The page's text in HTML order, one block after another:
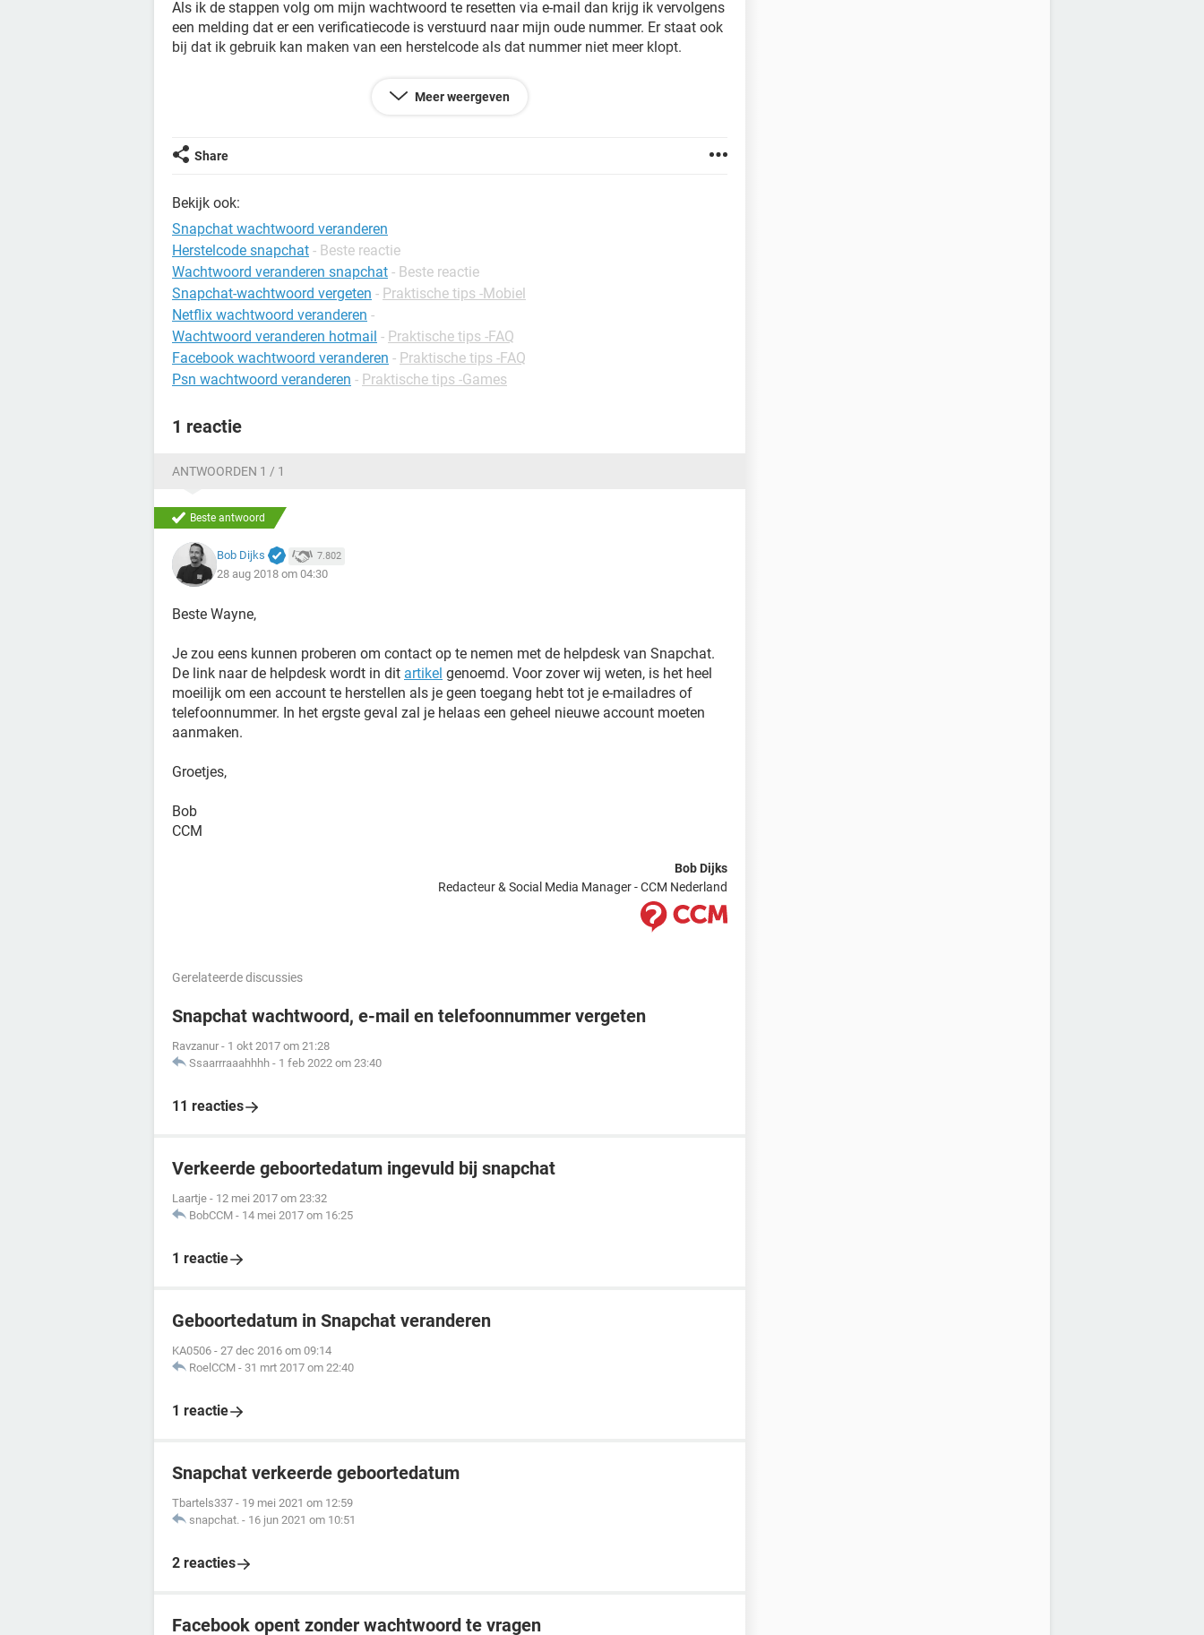
Als ik de stappen volg om mijn wachtwoord te resetten via e-mail dan krijg ik vervolgens
een melding dat er een verificatiecode is verstuurd naar mijn oude nummer. Er staat ook
bij dat ik gebruik kan maken van een herstelcode als dat nummer niet meer klopt.
Met vriendelijke groet
Wayne
Meer weergeven
Share
Bekijk ook:
Snapchat wachtwoord veranderen
Herstelcode snapchat - Beste reactie
Wachtwoord veranderen snapchat - Beste reactie
Snapchat-wachtwoord vergeten - Praktische tips -Mobiel
Netflix wachtwoord veranderen -
Wachtwoord veranderen hotmail - Praktische tips -FAQ
Facebook wachtwoord veranderen - Praktische tips -FAQ
Psn wachtwoord veranderen - Praktische tips -Games
1 reactie
ANTWOORDEN 1 / 1
Beste antwoord
Bob Dijks 7.802
28 aug 2018 om 04:30
Beste Wayne,
Je zou eens kunnen proberen om contact op te nemen met de helpdesk van Snapchat.
De link naar de helpdesk wordt in dit artikel genoemd. Voor zover wij weten, is het heel
moeilijk om een account te herstellen als je geen toegang hebt tot je e-mailadres of
telefoonnummer. In het ergste geval zal je helaas een geheel nieuwe account moeten
aanmaken.
Groetjes,
Bob
CCM
Bob Dijks
Redacteur & Social Media Manager - CCM Nederland
Gerelateerde discussies
Snapchat wachtwoord, e-mail en telefoonnummer vergeten
Ravzanur - 1 okt 2017 om 21:28
Ssaarrraaahhhh - 1 feb 2022 om 23:40
11 reacties
Verkeerde geboortedatum ingevuld bij snapchat
Laartje - 12 mei 2017 om 23:32
BobCCM - 14 mei 2017 om 16:25
1 reactie
Geboortedatum in Snapchat veranderen
KA0506 - 27 dec 2016 om 09:14
RoelCCM - 31 mrt 2017 om 22:40
1 reactie
Snapchat verkeerde geboortedatum
Tbartels337 - 19 mei 2021 om 12:59
snapchat. - 16 jun 2021 om 10:51
2 reacties
Facebook opent zonder wachtwoord te vragen